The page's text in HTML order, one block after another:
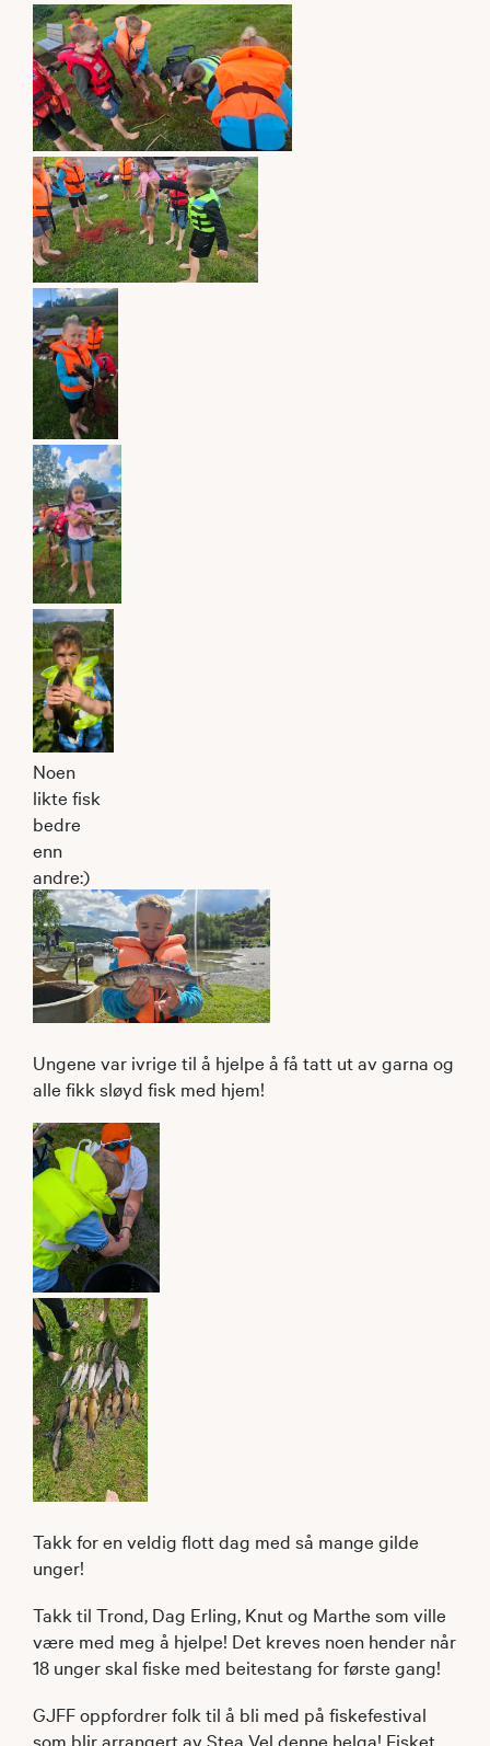
Noen
likte fisk
bedre
enn
andre:)
Ungene var ivrige til å hjelpe å få tatt ut av garna og
alle fikk sløyd fisk med hjem!
Takk for en veldig flott dag med så mange gilde
unger!
Takk til Trond, Dag Erling, Knut og Marthe som ville
være med meg å hjelpe! Det kreves noen hender når
18 unger skal fiske med beitestang for første gang!
GJFF oppfordrer folk til å bli med på fiskefestival
som blir arrangert av Stea Vel denne helga! Fisket